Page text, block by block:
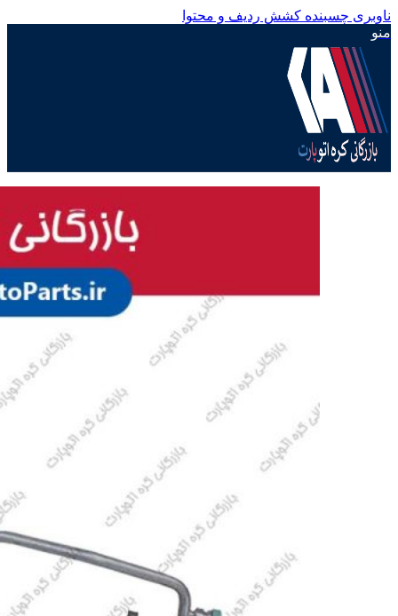
ناوبری چسبنده کشش ردیف و محتوا
منو